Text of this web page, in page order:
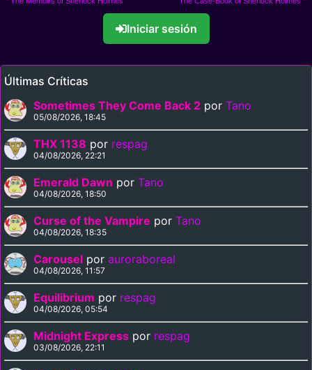
Iniciar sesión
Últimas Críticas
Sometimes They Come Back 2 por Tano
05/08/2026, 18:45
THX 1138 por respag
04/08/2026, 22:21
Emerald Dawn por Tano
04/08/2026, 18:50
Curse of the Vampire por Tano
04/08/2026, 18:35
Carousel por auroraboreal
04/08/2026, 11:57
Equilibrium por respag
04/08/2026, 05:54
Midnight Express por respag
03/08/2026, 22:11